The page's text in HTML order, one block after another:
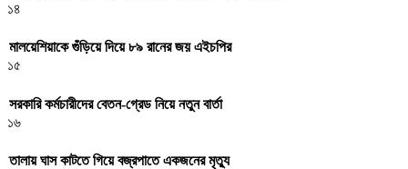
১৪
মালয়েশিয়াকে গুঁড়িয়ে দিয়ে ৮৯ রানের জয় এইচপির
১৫
সরকারি কর্মচারীদের বেতন-গ্রেড নিয়ে নতুন বার্তা
১৬
তালায় ঘাস কাটতে গিয়ে বজ্রপাতে একজনের মৃত্যু